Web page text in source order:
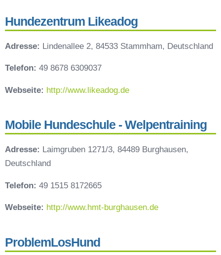
Hundezentrum Likeadog
Adresse: Lindenallee 2, 84533 Stammham, Deutschland
Telefon: 49 8678 6309037
Webseite: http://www.likeadog.de
Mobile Hundeschule - Welpentraining
Adresse: Laimgruben 1271/3, 84489 Burghausen,
Deutschland
Telefon: 49 1515 8172665
Webseite: http://www.hmt-burghausen.de
ProblemLosHund